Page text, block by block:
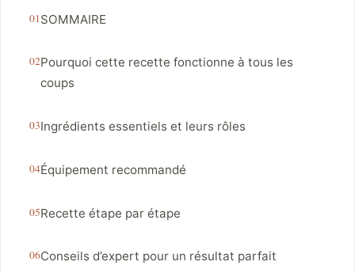
SOMMAIRE
Pourquoi cette recette fonctionne à tous les
coups
Ingrédients essentiels et leurs rôles
Équipement recommandé
Recette étape par étape
Conseils d’expert pour un résultat parfait